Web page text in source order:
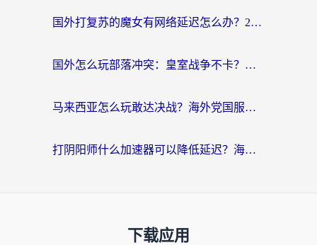
国外打复苏的魔女有网络延迟怎么办？2026海外玩家国服游戏加速全攻略
国外怎么玩部落冲突：皇室战争不卡？海外玩家畅玩国服游戏终极指南
马来西亚怎么玩敢达决战？海外党国服游戏加速避坑指南（附实测推荐）
打阴阳师什么加速器可以降低延迟？海外玩家的真实困境与破局
下载应用